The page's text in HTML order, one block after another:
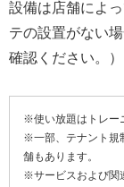
設備は店舗によ
テの設置がない
確認ください。）
※使い放題はトレー
※一部、テナント規
舗もあります。
※サービスおよび関